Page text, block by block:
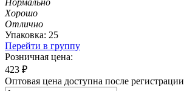
Хорошо
Отлично
Упаковка: 25
Перейти в группу
Розничная цена:
423 ₽
Оптовая цена доступна после регистрации